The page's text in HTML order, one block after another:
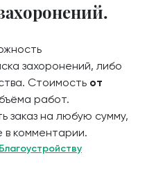
захоронений, либо
Стоимость от
работ.
заказ на любую сумму,
в комментарии.